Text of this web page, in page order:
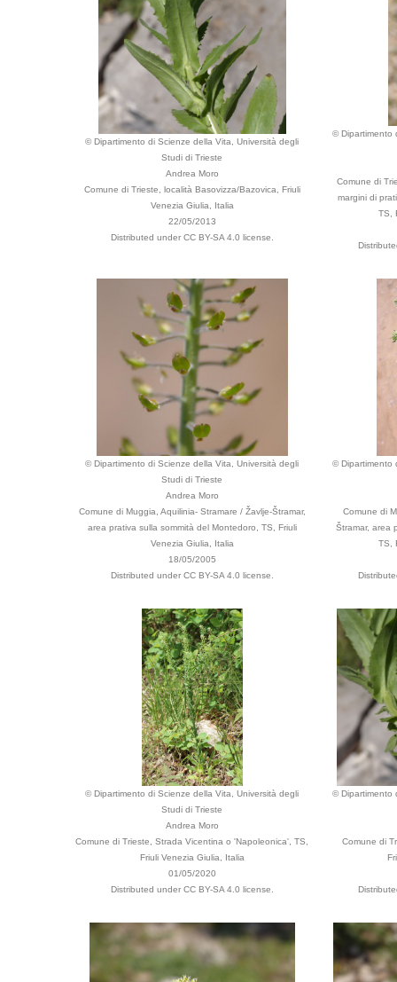
© Dipartimento di Scienze della Vita, Università degli
Studi di Trieste
Andrea Moro
Comune di Trieste, località Basovizza/Bazovica, Friuli
Venezia Giulia, Italia
22/05/2013
Distributed under CC BY-SA 4.0 license.
© Dipartimento
Comune di
margini di
TS,
© Dipartimento di Scienze della Vita, Università degli
Studi di Trieste
Andrea Moro
Comune di Muggia, Aquilinia- Stramare / Žavlje-Štramar,
area prativa sulla sommità del Montedoro, TS, Friuli
Venezia Giulia, Italia
18/05/2005
Distributed under CC BY-SA 4.0 license.
© Dipartimento
Comune di
Štramar, area
TS,
© Dipartimento di Scienze della Vita, Università degli
Studi di Trieste
Andrea Moro
Comune di Trieste, Strada Vicentina o 'Napoleonica', TS,
Friuli Venezia Giulia, Italia
01/05/2020
Distributed under CC BY-SA 4.0 license.
© Dipartimento
Comune di